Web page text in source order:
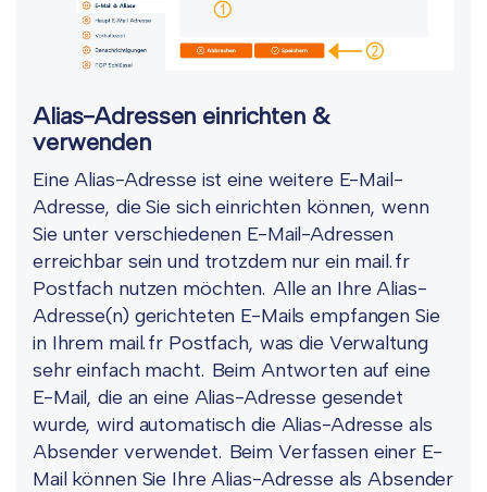
Alias-Adressen einrichten &
verwenden
Eine Alias-Adresse ist eine weitere E-Mail-
Adresse, die Sie sich einrichten können, wenn
Sie unter verschiedenen E-Mail-Adressen
erreichbar sein und trotzdem nur ein mail.fr
Postfach nutzen möchten. Alle an Ihre Alias-
Adresse(n) gerichteten E-Mails empfangen Sie
in Ihrem mail.fr Postfach, was die Verwaltung
sehr einfach macht. Beim Antworten auf eine
E-Mail, die an eine Alias-Adresse gesendet
wurde, wird automatisch die Alias-Adresse als
Absender verwendet. Beim Verfassen einer E-
Mail können Sie Ihre Alias-Adresse als Absender